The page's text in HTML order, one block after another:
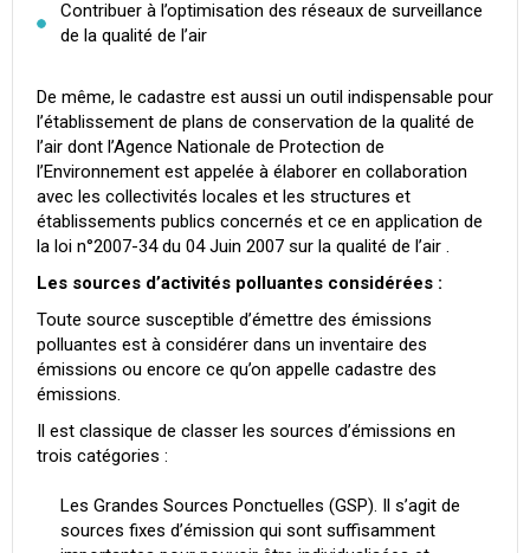
Contribuer à l’optimisation des réseaux de surveillance
de la qualité de l’air
De même, le cadastre est aussi un outil indispensable pour
l’établissement de plans de conservation de la qualité de
l’air dont l’Agence Nationale de Protection de
l’Environnement est appelée à élaborer en collaboration
avec les collectivités locales et les structures et
établissements publics concernés et ce en application de
la loi n°2007-34 du 04 Juin 2007 sur la qualité de l’air .
Les sources d’activités polluantes considérées :
Toute source susceptible d’émettre des émissions
polluantes est à considérer dans un inventaire des
émissions ou encore ce qu’on appelle cadastre des
émissions.
Il est classique de classer les sources d’émissions en
trois catégories :
Les Grandes Sources Ponctuelles (GSP). Il s’agit de
sources fixes d’émission qui sont suffisamment